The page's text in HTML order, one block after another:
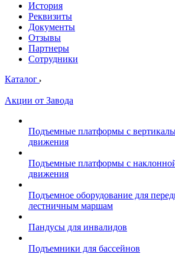
История
Реквизиты
Документы
Отзывы
Партнеры
Сотрудники
Каталог
Акции от Завода
Подъемные платформы с
движения
Подъемные платформы с
движения
Подъемное оборудование для
лестничным маршам
Пандусы для инвалидов
Подъемники для бассейнов